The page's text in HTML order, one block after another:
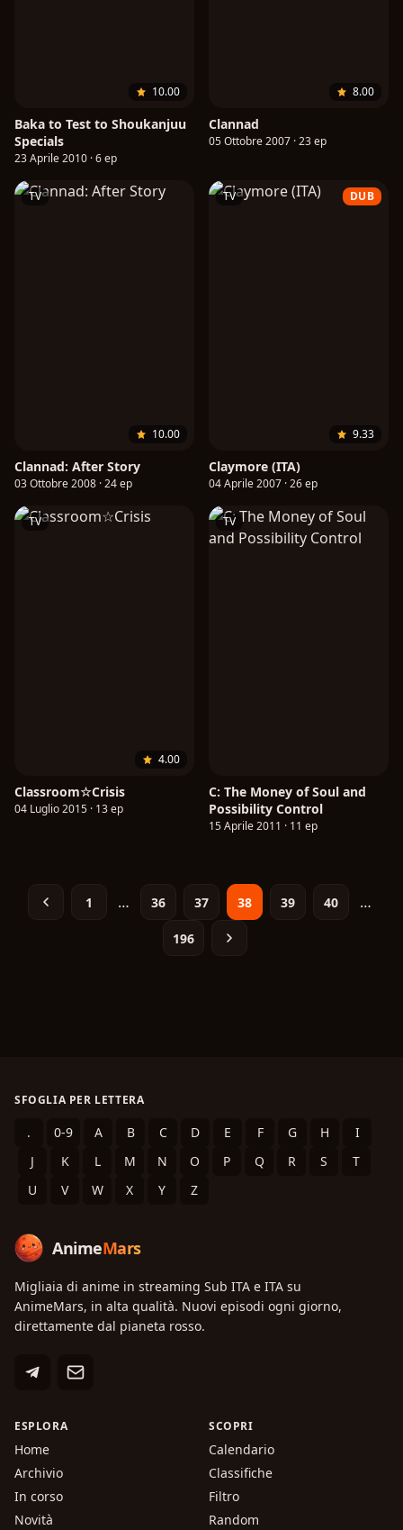
10.00
Baka to Test to Shoukanjuu
Specials
23 Aprile 2010 · 6 ep
8.00
Clannad
05 Ottobre 2007 · 23 ep
TV
10.00
Clannad: After Story
03 Ottobre 2008 · 24 ep
TV DUB
9.33
Claymore (ITA)
04 Aprile 2007 · 26 ep
TV
4.00
Classroom☆Crisis
04 Luglio 2015 · 13 ep
TV
C: The Money of Soul and
Possibility Control
15 Aprile 2011 · 11 ep
1 … 36 37 38 39 40 …
196
SFOGLIA PER LETTERA
. 0-9 A B C D E F G H
I
J
K L M N O P Q R S
T
U
V W X Y Z
AnimeMars
Migliaia di anime in streaming Sub ITA e ITA su
AnimeMars, in alta qualità. Nuovi episodi ogni giorno,
direttamente dal pianeta rosso.
ESPLORA
Home
Archivio
In corso
Novità
SCOPRI
Calendario
Classifiche
Filtro
Random